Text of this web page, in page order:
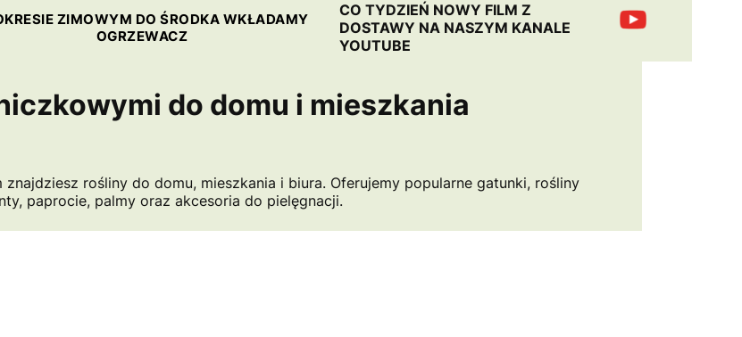
ZIMOWYM DO ŚRODKA WKŁADAMY
OGRZEWACZ
CO TYDZIEŃ NOWY FILM Z
DOSTAWY NA NASZYM KANALE
YOUTUBE
do domu i mieszkania
rośliny do domu, mieszkania i biura. Oferujemy popularne gatunki, rośliny
paprocie, palmy oraz akcesoria do pielęgnacji.